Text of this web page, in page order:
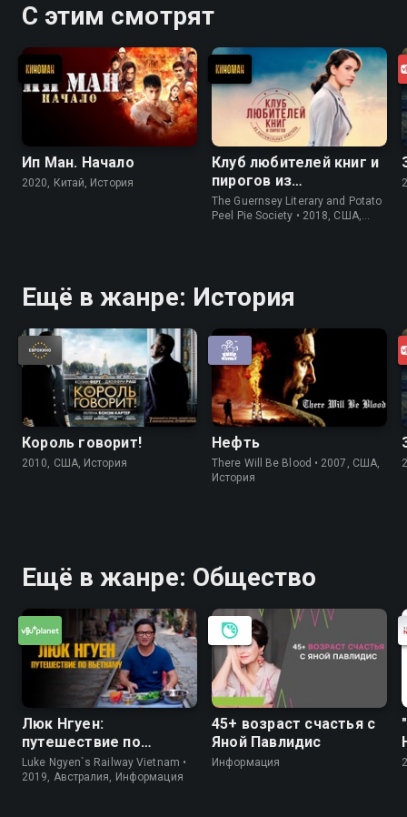
С этим смотрят
Ип Ман. Начало
2020, Китай, История
Клуб любителей книг и
пирогов из
картофельных
очистков
The Guernsey Literary and Potato
Peel Pie Society • 2018, США,
Ещё в жанре: История
Король говорит!
2010, США, История
Нефть
There Will Be Blood • 2007, США,
История
Ещё в жанре: Общество
Люк Нгуен:
путешествие по
Вьетнаму
Luke Ngyen`s Railway Vietnam •
2019, Австралия, Информация
45+ возраст счастья с
Яной Павлидис
Информация